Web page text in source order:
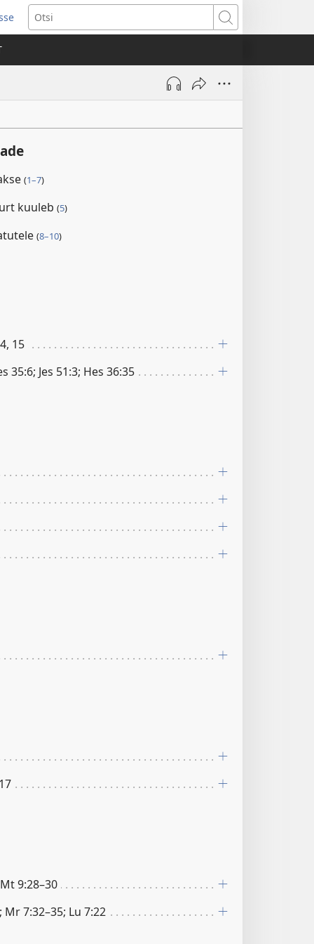
Otsi
(1–7)
kuuleb (5)
(8–10)
15
35:6; Jes 51:3; Hes 36:35
9:28–30
Mr 7:32–35; Lu 7:22